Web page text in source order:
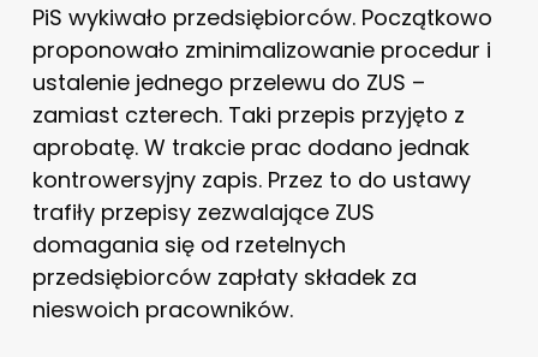
PiS wykiwało przedsiębiorców. Początkowo
proponowało zminimalizowanie procedur i
ustalenie jednego przelewu do ZUS –
zamiast czterech. Taki przepis przyjęto z
aprobatę. W trakcie prac dodano jednak
kontrowersyjny zapis. Przez to do ustawy
trafiły przepisy zezwalające ZUS
domagania się od rzetelnych
przedsiębiorców zapłaty składek za
nieswoich pracowników.